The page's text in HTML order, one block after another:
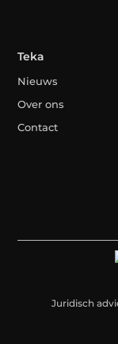
Teka
Nieuws
Over ons
Contact
Juridisch